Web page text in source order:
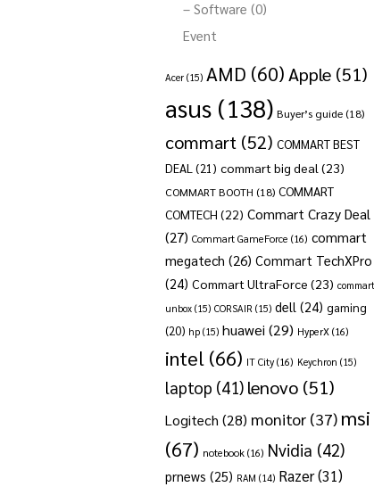
– Software (0)
Event
Acer (15) AMD (60)Apple (51)
asus (138) Buyer’s guide (18)
commart (52) COMMART BEST
DEAL(21) commart big deal (23)
COMMART BOOTH (18) COMMART
COMTECH (22) Commart Crazy Deal
(27) Commart GameForce (16) commart
megatech (26) Commart TechXPro
(24) Commart UltraForce (23) commart
unbox (15) CORSAIR (15) dell (24) gaming
(20) hp (15) huawei (29) HyperX (16)
intel (66) IT City (16) Keychron (15)
laptop (41) lenovo (51)
Logitech (28) monitor (37) msi
(67) notebook (16) Nvidia (42)
prnews (25) RAM (14) Razer(31)